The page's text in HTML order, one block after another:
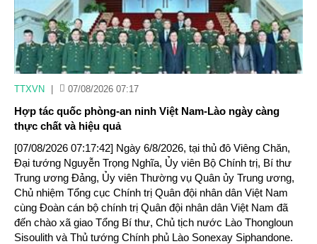
TTXVN 07/08/2026 07:17
Hợp tác quốc phòng-an ninh Việt Nam-Lào ngày càng
thực chất và hiệu quả
[07/08/2026 07:17:42] Ngày 6/8/2026, tại thủ đô Viêng Chăn,
Đại tướng Nguyễn Trọng Nghĩa, Ủy viên Bộ Chính trị, Bí thư
Trung ương Đảng, Ủy viên Thường vụ Quân ủy Trung ương,
Chủ nhiệm Tổng cục Chính trị Quân đội nhân dân Việt Nam
cùng Đoàn cán bộ chính trị Quân đội nhân dân Việt Nam đã
đến chào xã giao Tổng Bí thư, Chủ tịch nước Lào Thongloun
Sisoulith và Thủ tướng Chính phủ Lào Sonexay Siphandone.